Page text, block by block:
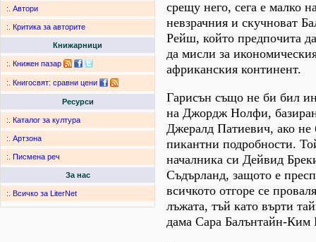
:. Автори
:. Критика за авторите
Книжарници
:. Книжен пазар
:. Книгосвят: сравни цени
Ресурси
:. Каталог за култура
:. Артзона
:. Писмена реч
За нас
:. Всичко за LiterNet
срещу него, сега е малко
невзрачния и скучноват
Рейш, който предпочита
да мисли за
африканския континент.
Гарисън също не би бил
на Джордж Нолфи,
Джералд Патиевич, ако не
пикантни подробности.
началника си Дейвид
Съдърланд, защото е
всичкото отгоре се
лъжата, тъй като върти
дама Сара Балънтайн-Ким